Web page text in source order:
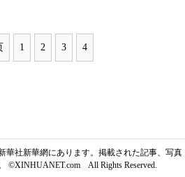
1 2 3 4
華社新華網にあります。掲載された記事、写真
©XINHUANET.com All Rights Reserved.